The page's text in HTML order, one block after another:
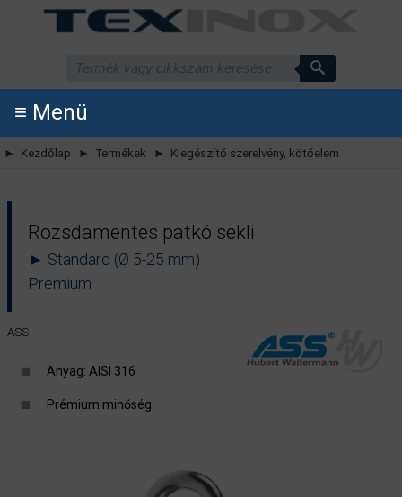
≡ Menü
► Kezdőlap ► Termékek ► Kiegészítő szerelvény, kötőelem
Rozsdamentes patkó sekli
► Standard (Ø 5-25 mm)
Premium
ASS
Anyag: AISI 316
Prémium minőség